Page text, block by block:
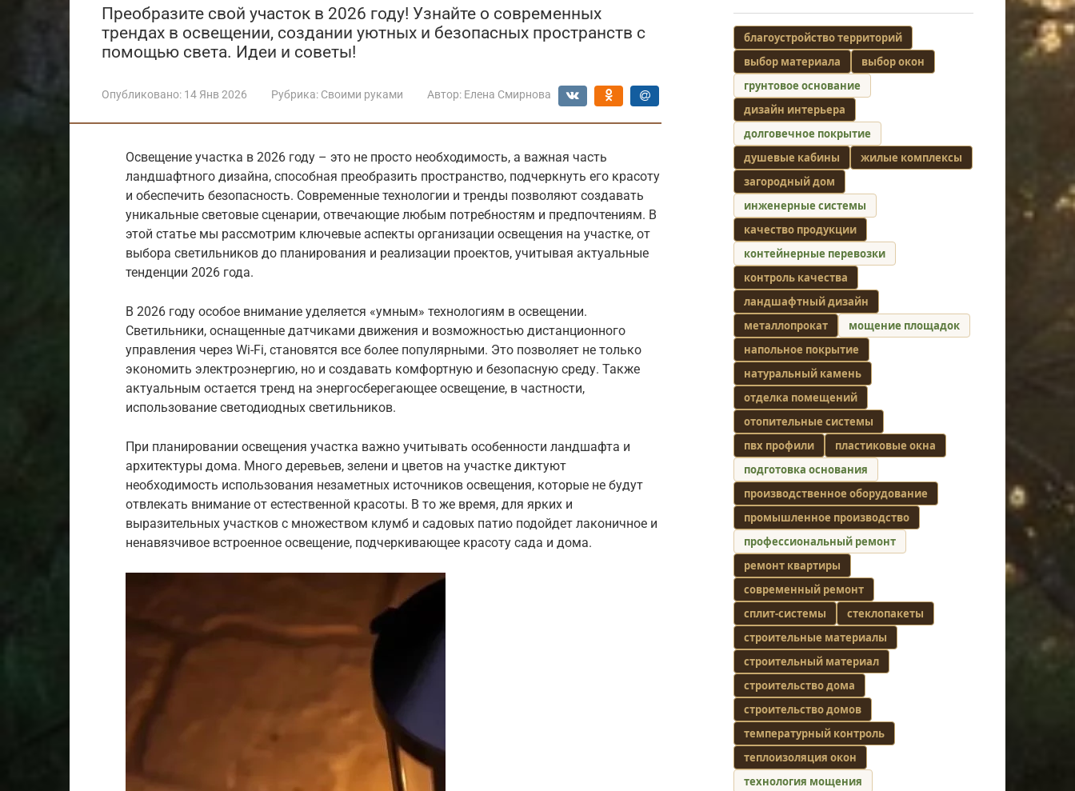
Преобразите свой участок в 2026 году! Узнайте о современных
трендах в освещении, создании уютных и безопасных пространств с
помощью света. Идеи и советы!
Опубликовано: 14 Янв 2026 Рубрика: Своими руками Автор: Елена Смирнова
Освещение участка в 2026 году – это не просто необходимость, а важная часть
ландшафтного дизайна, способная преобразить пространство, подчеркнуть его красоту
и обеспечить безопасность. Современные технологии и тренды позволяют создавать
уникальные световые сценарии, отвечающие любым потребностям и предпочтениям. В
этой статье мы рассмотрим ключевые аспекты организации освещения на участке, от
выбора светильников до планирования и реализации проектов, учитывая актуальные
тенденции 2026 года.
В 2026 году особое внимание уделяется «умным» технологиям в освещении.
Светильники, оснащенные датчиками движения и возможностью дистанционного
управления через Wi-Fi, становятся все более популярными. Это позволяет не только
экономить электроэнергию, но и создавать комфортную и безопасную среду. Также
актуальным остается тренд на энергосберегающее освещение, в частности,
использование светодиодных светильников.
При планировании освещения участка важно учитывать особенности ландшафта и
архитектуры дома. Много деревьев, зелени и цветов на участке диктуют
необходимость использования незаметных источников освещения, которые не будут
отвлекать внимание от естественной красоты. В то же время, для ярких и
выразительных участков с множеством клумб и садовых патио подойдет лаконичное и
ненавязчивое встроенное освещение, подчеркивающее красоту сада и дома.
благоустройство территорий
выбор материала
выбор окон
грунтовое основание
дизайн интерьера
долговечное покрытие
душевые кабины
жилые комплексы
загородный дом
инженерные системы
качество продукции
контейнерные перевозки
контроль качества
ландшафтный дизайн
металлопрокат
мощение площадок
напольное покрытие
натуральный камень
отделка помещений
отопительные системы
пвх профили
пластиковые окна
подготовка основания
производственное оборудование
промышленное производство
профессиональный ремонт
ремонт квартиры
современный ремонт
сплит-системы
стеклопакеты
строительные материалы
строительный материал
строительство дома
строительство домов
температурный контроль
теплоизоляция окон
технология мощения